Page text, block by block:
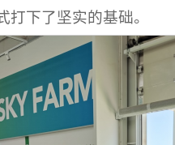
下了坚实的基础。